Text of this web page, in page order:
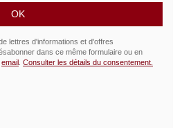
lettres d'informations et d'offres
dans ce même formulaire ou en
email . Consulter les détails du consentement.